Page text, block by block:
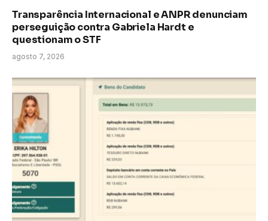
Transparência Internacional e ANPR denunciam
perseguição contra Gabriela Hardt e
questionam o STF
agosto 7, 2026